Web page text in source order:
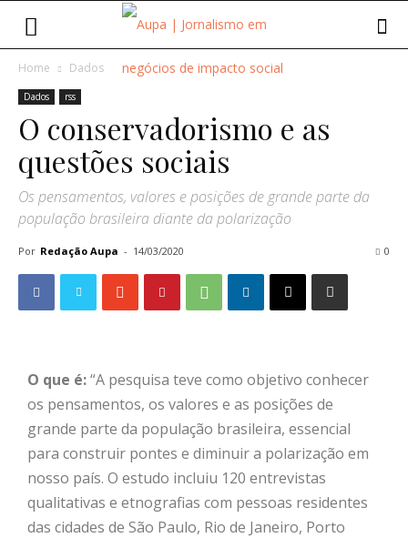
Home Dados
Dados rss
O conservadorismo e as
questões sociais
Os pensamentos, valores e posições de grande parte da
população brasileira diante da polarização
Por Redação Aupa - 14/03/2020 0
O que é:“A pesquisa teve como objetivo conhecer
os pensamentos, os valores e as posições de
grande parte da população brasileira, essencial
para construir pontes e diminuir a polarização em
nosso país. O estudo incluiu 120 entrevistas
qualitativas e etnografias com pessoas residentes
das cidades de São Paulo, Rio de Janeiro, Porto